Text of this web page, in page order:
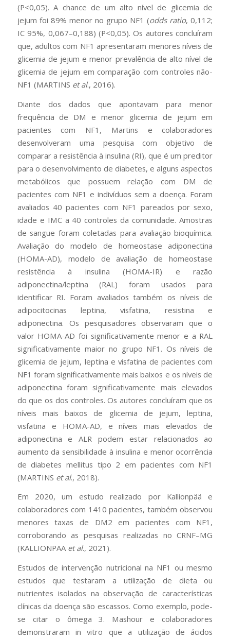
(P<0,05). A chance de um alto nível de glicemia de
jejum foi 89% menor no grupo NF1 (odds ratio, 0,112;
IC 95%, 0,067–0,188) (P<0,05). Os autores concluíram
que, adultos com NF1 apresentaram menores níveis de
glicemia de jejum e menor prevalência de alto nível de
glicemia de jejum em comparação com controles não-
NF1 (MARTINS et al., 2016).
Diante dos dados que apontavam para menor
frequência de DM e menor glicemia de jejum em
pacientes com NF1, Martins e colaboradores
desenvolveram uma pesquisa com objetivo de
comparar a resistência à insulina (RI), que é um preditor
para o desenvolvimento de diabetes, e alguns aspectos
metabólicos que possuem relação com DM de
pacientes com NF1 e indivíduos sem a doença. Foram
avaliados 40 pacientes com NF1 pareados por sexo,
idade e IMC a 40 controles da comunidade. Amostras
de sangue foram coletadas para avaliação bioquímica.
Avaliação do modelo de homeostase adiponectina
(HOMA-AD), modelo de avaliação de homeostase
resistência à insulina (HOMA-IR) e razão
adiponectina/leptina (RAL) foram usados ​​para
identificar RI. Foram avaliados também os níveis de
adipocitocinas leptina, visfatina, resistina e
adiponectina. Os pesquisadores observaram que o
valor HOMA-AD foi significativamente menor e a RAL
significativamente maior no grupo NF1. Os níveis de
glicemia de jejum, leptina e visfatina de pacientes com
NF1 foram significativamente mais baixos e os níveis de
adiponectina foram significativamente mais elevados
do que os dos controles. Os autores concluíram que os
níveis mais baixos de glicemia de jejum, leptina,
visfatina e HOMA-AD, e níveis mais elevados de
adiponectina e ALR podem estar relacionados ao
aumento da sensibilidade à insulina e menor ocorrência
de diabetes mellitus tipo 2 em pacientes com NF1
(MARTINS et al., 2018).
Em 2020, um estudo realizado por Kallionpää e
colaboradores com 1410 pacientes, também observou
menores taxas de DM2 em pacientes com NF1,
corroborando as pesquisas realizadas no CRNF–MG
(KALLIONPAA et al., 2021).
Estudos de intervenção nutricional na NF1 ou mesmo
estudos que testaram a utilização de dieta ou
nutrientes isolados na observação de características
clínicas da doença são escassos. Como exemplo, pode-
se citar o ômega 3. Mashour e colaboradores
demonstraram in vitro que a utilização de ácidos